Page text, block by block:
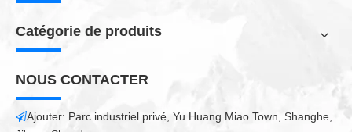
Catégorie de produits
NOUS CONTACTER
Ajouter: Parc industriel privé, Yu Huang Miao Town, Shanghe,